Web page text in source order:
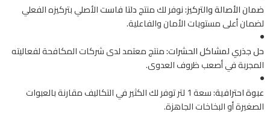
ضمان الأصالة والتركيز:نوفر لك منتجدلتا فاستالأصلي بتركيزه الفعلي
لضمان أعلى مستويات الأمان والفاعلية.
حل جذري لمشاكل الحشرات:منتج معتمد لدى شركات المكافحة لفعاليته
المجربة في أصعب ظروف العدوى.
عبوة احترافية:
سعة 1 لتر توفر لك الكثير في التكاليف مقارنة بالعبوات
الصغيرة أو البخاخات الجاهزة.